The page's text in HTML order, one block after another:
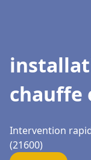
chauffe
Intervention
(21600)